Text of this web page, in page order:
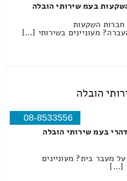
בעמ שירותי הובלה
חברות השקעות
מעוניינים בשירותי […]
הובלה
08-8533556
בעמ שירותי הובלה
מעבר בית? מעוניינים
[…]